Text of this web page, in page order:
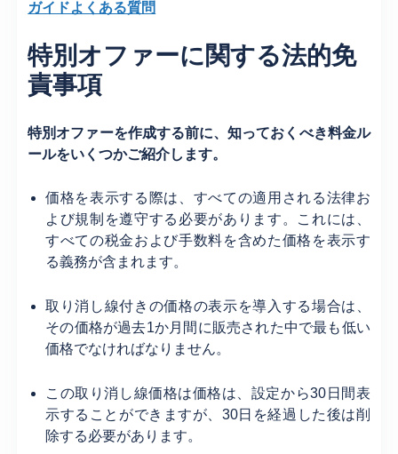
ガイドよくある質問
特別オファーに関する法的免
責事項
特別オファーを作成する前に、知っておくべき料金ル
ールをいくつかご紹介します。
価格を表示する際は、すべての適用される法律お
よび規制を遵守する必要があります。これには、
すべての税金および手数料を含めた価格を表示す
る義務が含まれます。
取り消し線付きの価格の表示を導入する場合は、
その価格が過去1か月間に販売された中で最も低い
価格でなければなりません。
この取り消し線価格は価格は、設定から30日間表
示することができますが、30日を経過した後は削
除する必要があります。